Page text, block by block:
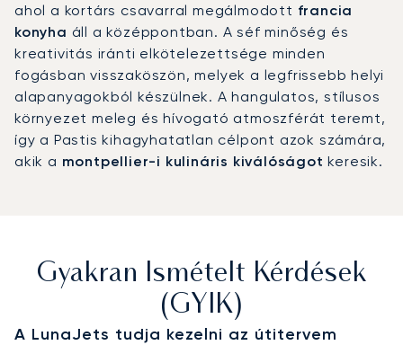
ahol a kortárs csavarral megálmodott francia
konyha áll a középpontban. A séf minőség és
kreativitás iránti elkötelezettsége minden
fogásban visszaköszön, melyek a legfrissebb helyi
alapanyagokból készülnek. A hangulatos, stílusos
környezet meleg és hívogató atmoszférát teremt,
így a Pastis kihagyhatatlan célpont azok számára,
akik a montpellier-i kulináris kiválóságot keresik.
Gyakran Ismételt Kérdések
(GYIK)
A LunaJets tudja kezelni az útitervem